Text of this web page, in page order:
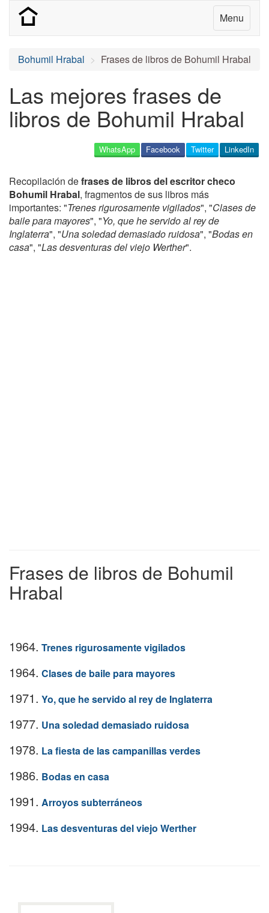
Menu
Bohumil Hrabal Frases de libros de Bohumil Hrabal
Las mejores frases de
libros de Bohumil Hrabal
LinkedIn
Twitter
Facebook
WhatsApp
Recopilación defrases de libros del escritor checo
Bohumil Hrabal, fragmentos de sus libros más
importantes: "Trenes rigurosamente vigilados", "Clases de
baile para mayores", "Yo, que he servido al rey de
Inglaterra", "Una soledad demasiado ruidosa", "Bodas en
casa", "Las desventuras del viejo Werther".
Frases de libros de Bohumil
Hrabal
1964. Trenes rigurosamente vigilados
1964. Clases de baile para mayores
1971. Yo, que he servido al rey de Inglaterra
1977. Una soledad demasiado ruidosa
1978. La fiesta de las campanillas verdes
1986. Bodas en casa
1991. Arroyos subterráneos
1994. Las desventuras del viejo Werther